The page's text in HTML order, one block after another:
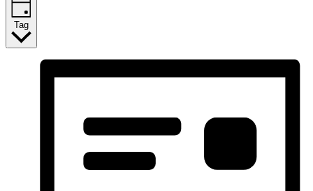
Tag